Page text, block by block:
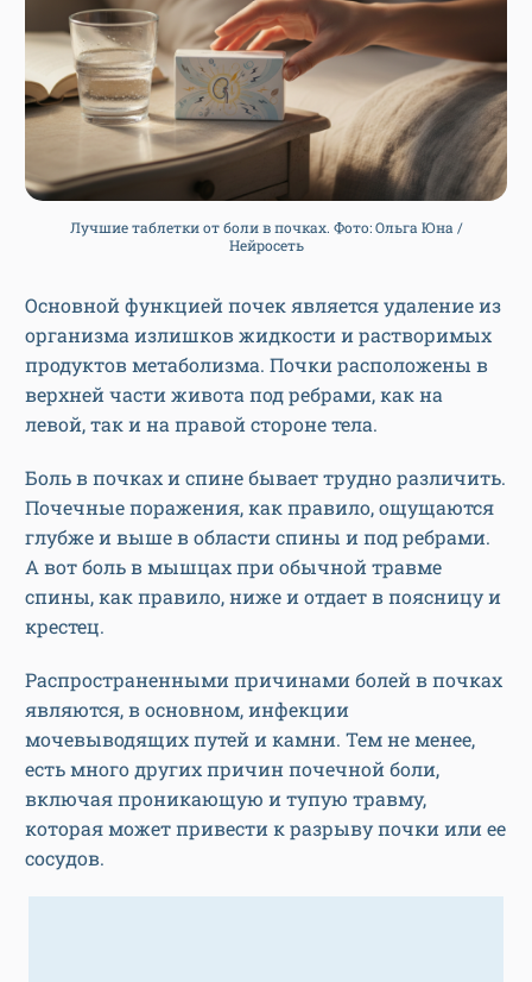
Лучшие таблетки от боли в почках. Фото: Ольга Юна /
Нейросеть
Основной функцией почек является удаление из
организма излишков жидкости и растворимых
продуктов метаболизма. Почки расположены в
верхней части живота под ребрами, как на
левой, так и на правой стороне тела.
Боль в почках и спине бывает трудно различить.
Почечные поражения, как правило, ощущаются
глубже и выше в области спины и под ребрами.
А вот боль в мышцах при обычной травме
спины, как правило, ниже и отдает в поясницу и
крестец.
Распространенными причинами болей в почках
являются, в основном, инфекции
мочевыводящих путей и камни. Тем не менее,
есть много других причин почечной боли,
включая проникающую и тупую травму,
которая может привести к разрыву почки или ее
сосудов.